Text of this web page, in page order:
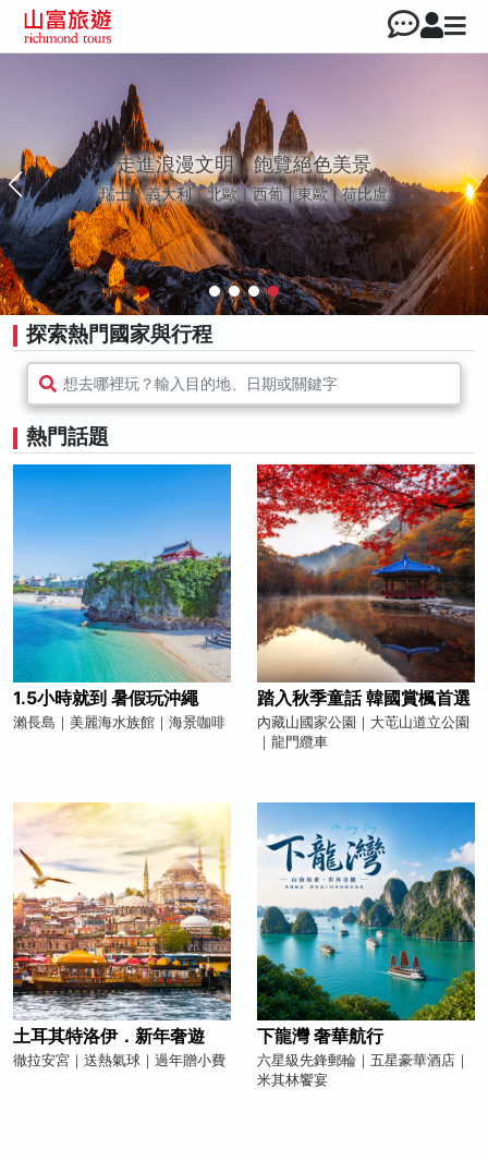
走進浪漫文明，飽覽絕色美景
瑞士｜義大利｜北歐｜西葡 | 東歐 | 荷比盧
探索熱門國家與行程
想去哪裡玩？輸入目的地、日期或關鍵字
熱門話題
1.5小時就到 暑假玩沖繩
瀨長島｜美麗海水族館｜海景咖啡
踏入秋季童話 韓國賞楓首選
內藏山國家公園｜大芚山道立公園
｜龍門纜車
土耳其特洛伊．新年奢遊
徹拉安宮｜送熱氣球｜過年贈小費
下龍灣 奢華航行
六星級先鋒郵輪｜五星豪華酒店｜
米其林饗宴